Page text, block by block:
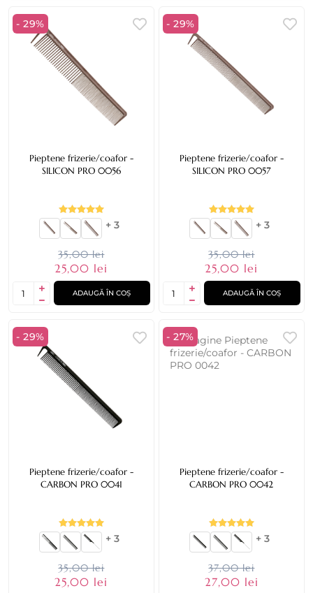
- 29%
Pieptene frizerie/coafor -
SILICON PRO 0056
+ 3
35,00 lei
25,00 lei
ADAUGĂ ÎN COȘ
- 29%
Pieptene frizerie/coafor -
SILICON PRO 0057
+ 3
35,00 lei
25,00 lei
ADAUGĂ ÎN COȘ
- 29%
Pieptene frizerie/coafor -
CARBON PRO 0041
+ 3
35,00 lei
25,00 lei
- 27%
Pieptene frizerie/coafor -
CARBON PRO 0042
+ 3
37,00 lei
27,00 lei